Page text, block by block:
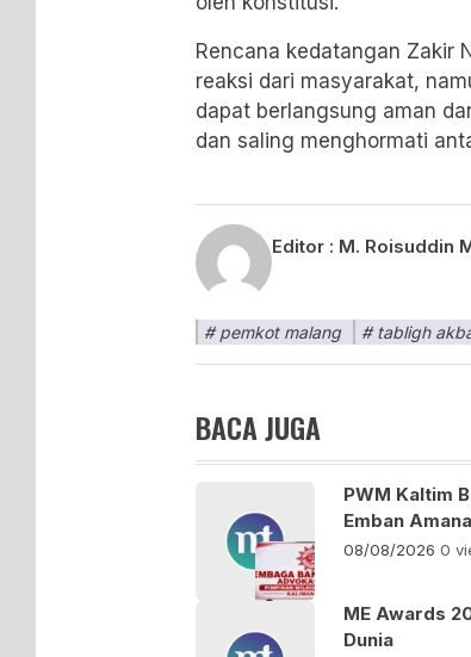
Rencana kedatangan Zakir
reaksi dari masyarakat,
dapat berlangsung aman
dan saling menghormati
Editor : M. Roisuddin
pemkot malang tabligh
BACA JUGA
PWM Kaltim
Emban
08/08/2026 0
ME Awards
Dunia